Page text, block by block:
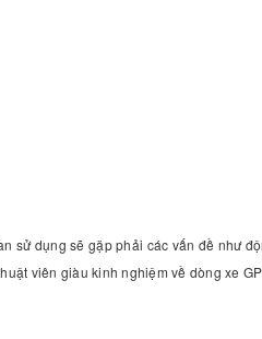
sử dụng sẽ gặp phải các vấn đề như
viên giàu kinh nghiệm về dòng xe